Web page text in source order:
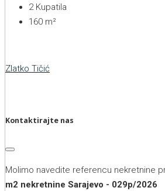
2 Kupatila
160 m²
Zlatko Tičić
Kontaktirajte nas
Molimo navedite referencu nekretnine
m2 nekretnine Sarajevo - 029p/2026